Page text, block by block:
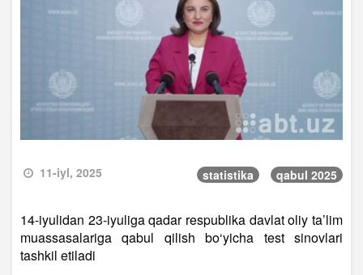
11-iyl, 2025 statistika qabul 2025
14-iyulidan 23-iyuliga qadar respublika davlat oliy ta’lim
muassasalariga qabul qilish bo‘yicha test sinovlari
tashkil etiladi